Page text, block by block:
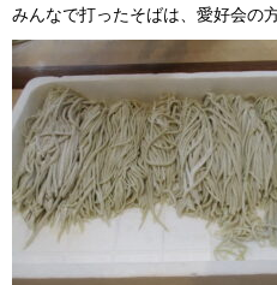
みんなで打ったそばは、愛好会の